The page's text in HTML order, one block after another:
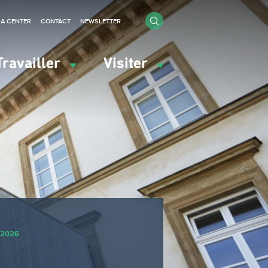
Visiter
CENTER CONTACT NEWSLETTER
2026